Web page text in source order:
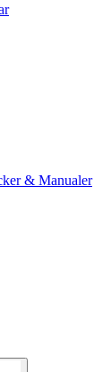
& Manualer